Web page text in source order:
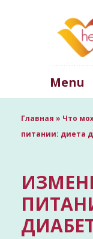
Menu
Главная » Что
питании: диета